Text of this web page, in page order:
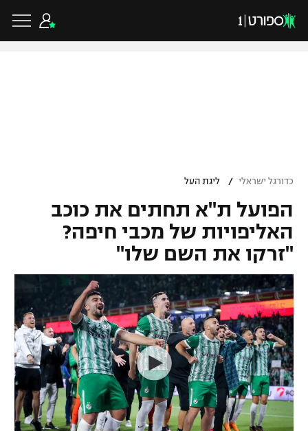
VOD
רץ ברשת
גביע הטוטו
ליגיונרים
גביע המדינה
נבחרת ישראל
מכבי חיפה
בית"ר ירושלים
מכבי תל אביב
ליגת האלופות
ליגה אירופית
ליגה אנגלית
ליגה גרמנית
ליגה ספרדית
ליגה איטלקית
ליגה צרפתית
כדורסל ישראלי
ליגת ווינר סל
ליגה לאומית
כדורסל נשים
מכבי תל אביב
הפועל חולון
הפועל ירושלים
כדורסל עולמי
NBA
יורוליג
יורוקאפ
ענפים נוספים
טניס
כדוריד
כדורעף
כדורגל ישראלי / ליגת העל
הפועל ת"א תחתים את כוכב
האליפויות של מכבי חיפה?
"זרקו את השם שלו"